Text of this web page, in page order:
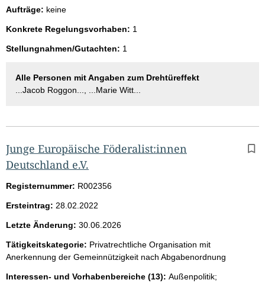
Aufträge: keine
Konkrete Regelungsvorhaben: 1
Stellungnahmen/Gutachten: 1
Alle Personen mit Angaben zum Drehtüreffekt
...Jacob Roggon..., ...Marie Witt...
Junge Europäische Föderalist:innen
Deutschland e.V.
Registernummer: R002356
Ersteintrag: 28.02.2022
Letzte Änderung: 30.06.2026
Tätigkeitskategorie: Privatrechtliche Organisation mit
Anerkennung der Gemeinnützigkeit nach Abgabenordnung
Interessen- und Vorhabenbereiche (13): Außenpolitik;